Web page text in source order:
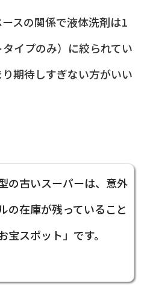
スの関係で液体洗剤は1
イプのみ）に絞られてい
期待しすぎない方がいい
の古いスーパーは、意外
の在庫が残っていること
宝スポット」です。